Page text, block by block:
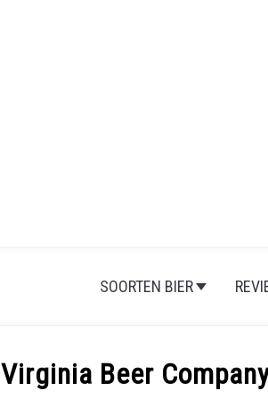
SOORTEN BIER
Virginia Beer